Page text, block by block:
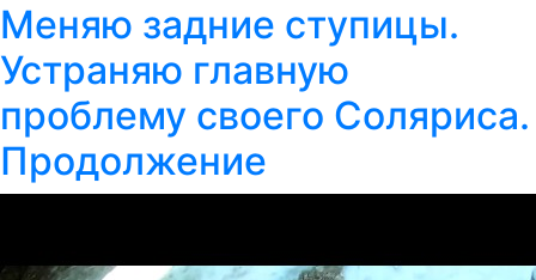
Меняю задние ступицы.
Устраняю главную
проблему своего Соляриса.
Продолжение